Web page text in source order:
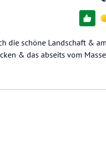
die schöne Landschaft &
& das abseits vom